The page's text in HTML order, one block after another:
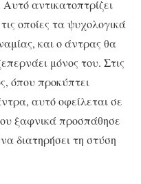
αντικατοπτρίζει
οποίες τα ψυχολογικά
και ο άντρας θα
μόνος του. Στις
όπου προκύπτει
αυτό οφείλεται σε
ξαφνικά προσπάθησε
διατηρήσει τη στύση